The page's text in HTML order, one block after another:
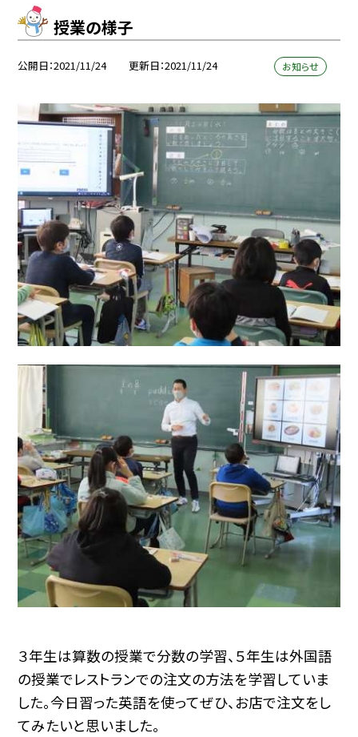
授業の様子
公開日 2021/11/24 更新日 2021/11/24 お知らせ
３年生は算数の授業で分数の学習、５年生は外国語
の授業でレストランでの注文の方法を学習していま
した。今日習った英語を使ってぜひ、お店で注文をし
てみたいと思いました。